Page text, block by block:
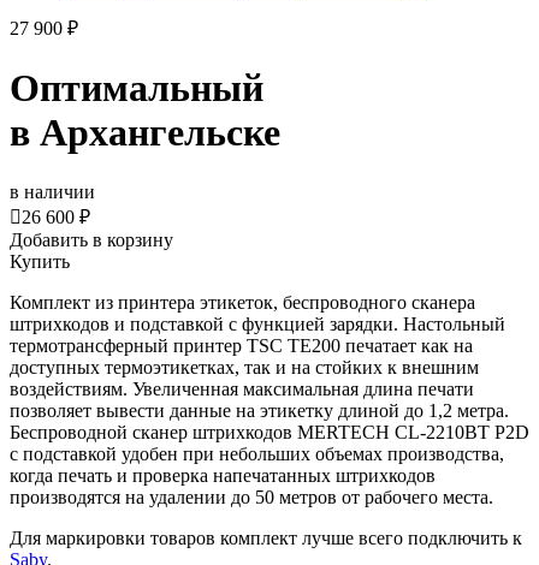
27 900 ₽
Оптимальный
в Архангельске
в наличии
26 600 ₽
Добавить в корзину
Купить
Комплект из принтера этикеток, беспроводного сканера
штрихкодов и подставкой с функцией зарядки. Настольный
термотрансферный принтер TSC TE200 печатает как на
доступных термоэтикетках, так и на стойких к внешним
воздействиям. Увеличенная максимальная длина печати
позволяет вывести данные на этикетку длиной до 1,2 метра.
Беспроводной сканер штрихкодов MERTECH CL-2210BT P2D
с подставкой удобен при небольших объемах производства,
когда печать и проверка напечатанных штрихкодов
производятся на удалении до 50 метров от рабочего места.
Для маркировки товаров комплект лучше всего подключить к
Saby.